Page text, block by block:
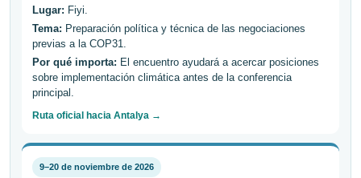
Lugar: Fiyi.
Tema: Preparación política y técnica de las negociaciones
previas a la COP31.
Por qué importa: El encuentro ayudará a acercar posiciones
sobre implementación climática antes de la conferencia
principal.
Ruta oficial hacia Antalya →
9–20 de noviembre de 2026